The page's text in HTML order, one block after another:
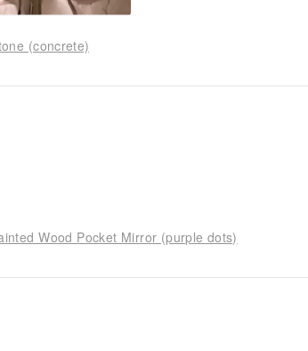
(concrete)
Wood Pocket Mirror (purple dots)